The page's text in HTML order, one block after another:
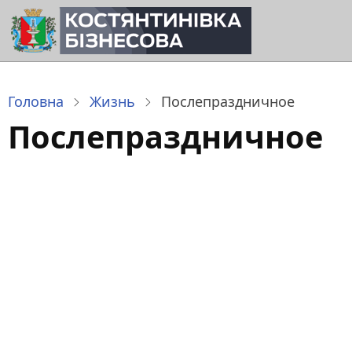
Перейти
до
основного
Головна Жизнь Послепраздничное
Послепраздничное